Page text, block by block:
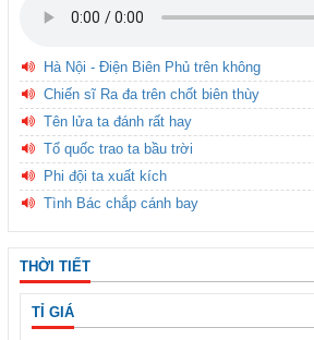
Hà Nội - Điện Biên Phủ trên không
Chiến sĩ Ra đa trên chốt biên thùy
Tên lửa ta đánh rất hay
Tổ quốc trao ta bầu trời
Phi đội ta xuất kích
Tình Bác chắp cánh bay
THỜI TIẾT
TỈ GIÁ